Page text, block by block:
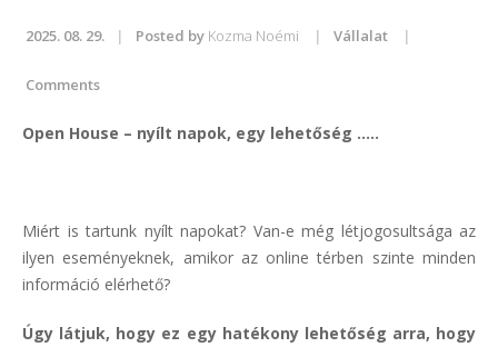
2025. 08. 29. Posted by Kozma Noémi Vállalat
Comments
Open House – nyílt napok, egy lehetőség …..
Miért is tartunk nyílt napokat? Van-e még létjogosultsága az
ilyen eseményeknek, amikor az online térben szinte minden
információ elérhető?
Úgy látjuk, hogy ez egy hatékony lehetőség arra, hogy